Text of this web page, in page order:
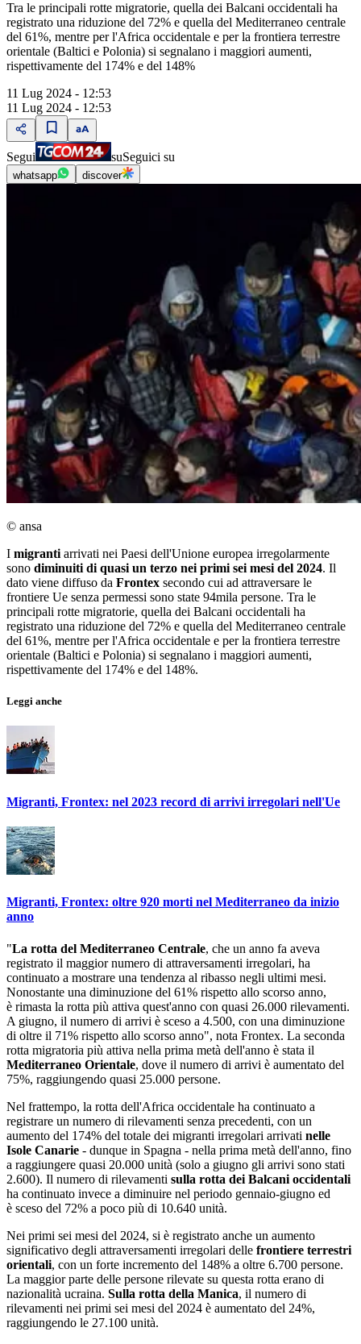
Tra le principali rotte migratorie, quella dei Balcani occidentali ha
registrato una riduzione del 72% e quella del Mediterraneo centrale
del 61%, mentre per l'Africa occidentale e per la frontiera terrestre
orientale (Baltici e Polonia) si segnalano i maggiori aumenti,
rispettivamente del 174% e del 148%
11 Lug 2024 - 12:53
11 Lug 2024 - 12:53
Segui suSeguici su
whatsapp discover
© ansa
I migranti arrivati nei Paesi dell'Unione europea irregolarmente
sono diminuiti di quasi un terzo nei primi sei mesi del 2024. Il
dato viene diffuso da Frontex secondo cui ad attraversare le
frontiere Ue senza permessi sono state 94mila persone. Tra le
principali rotte migratorie, quella dei Balcani occidentali ha
registrato una riduzione del 72% e quella del Mediterraneo centrale
del 61%, mentre per l'Africa occidentale e per la frontiera terrestre
orientale (Baltici e Polonia) si segnalano i maggiori aumenti,
rispettivamente del 174% e del 148%.
Leggi anche
Migranti, Frontex: nel 2023 record di arrivi irregolari nell'Ue
Migranti, Frontex: oltre 920 morti nel Mediterraneo da inizio
anno
"La rotta del Mediterraneo Centrale, che un anno fa aveva
registrato il maggior numero di attraversamenti irregolari, ha
continuato a mostrare una tendenza al ribasso negli ultimi mesi.
Nonostante una diminuzione del 61% rispetto allo scorso anno,
è rimasta la rotta più attiva quest'anno con quasi 26.000 rilevamenti.
A giugno, il numero di arrivi è sceso a 4.500, con una diminuzione
di oltre il 71% rispetto allo scorso anno", nota Frontex. La seconda
rotta migratoria più attiva nella prima metà dell'anno è stata il
Mediterraneo Orientale, dove il numero di arrivi è aumentato del
75%, raggiungendo quasi 25.000 persone.
Nel frattempo, la rotta dell'Africa occidentale ha continuato a
registrare un numero di rilevamenti senza precedenti, con un
aumento del 174% del totale dei migranti irregolari arrivati nelle
Isole Canarie - dunque in Spagna - nella prima metà dell'anno, fino
a raggiungere quasi 20.000 unità (solo a giugno gli arrivi sono stati
2.600). Il numero di rilevamenti sulla rotta dei Balcani occidentali
ha continuato invece a diminuire nel periodo gennaio-giugno ed
è sceso del 72% a poco più di 10.640 unità.
Nei primi sei mesi del 2024, si è registrato anche un aumento
significativo degli attraversamenti irregolari delle frontiere terrestri
orientali, con un forte incremento del 148% a oltre 6.700 persone.
La maggior parte delle persone rilevate su questa rotta erano di
nazionalità ucraina. Sulla rotta della Manica, il numero di
rilevamenti nei primi sei mesi del 2024 è aumentato del 24%,
raggiungendo le 27.100 unità.